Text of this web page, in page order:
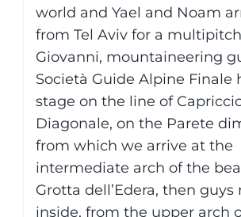
world and Yael and Noam
from Tel Aviv for a
Giovanni, mountaineering
Società Guide Alpine Finale
stage on the line of
Diagonale, on the Parete
from which we arrive at the
intermediate arch of the
Grotta dell’Edera, then guys
inside, from the upper arch